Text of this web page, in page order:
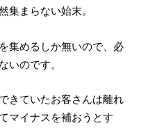
集まらない始末。
集めるしか無いので、必
いのです。
きていたお客さんは離れ
マイナスを補おうとす